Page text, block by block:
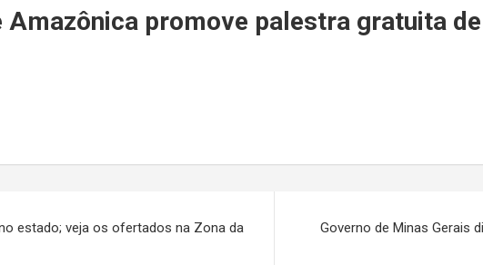
Amazônica promove palestra gratuita
estado; veja os ofertados na Zona da
Governo de Minas Gerais